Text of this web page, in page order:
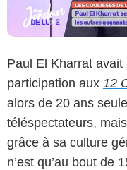
Paul El Kharrat
participation aux 12
alors de 20 ans
téléspectateurs,
grâce à sa culture
n’est qu’au bout de